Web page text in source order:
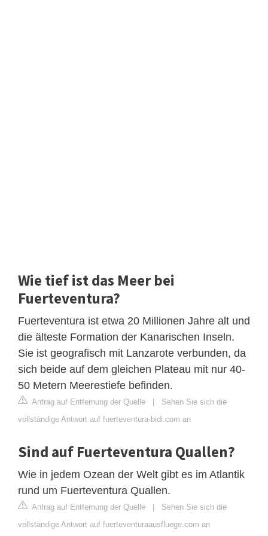
Wie tief ist das Meer bei
Fuerteventura?
Fuerteventura ist etwa 20 Millionen Jahre alt und
die älteste Formation der Kanarischen Inseln.
Sie ist geografisch mit Lanzarote verbunden, da
sich beide auf dem gleichen Plateau mit nur 40-
50 Metern Meerestiefe befinden.
Antrag auf Entfernung der Quelle | Sehen Sie sich die
vollständige Antwort auf fuerteventura-bidi.com an
Sind auf Fuerteventura Quallen?
Wie in jedem Ozean der Welt gibt es im Atlantik
rund um Fuerteventura Quallen.
Antrag auf Entfernung der Quelle | Sehen Sie sich die
vollständige Antwort auf fuerteventuraausfluege.com an